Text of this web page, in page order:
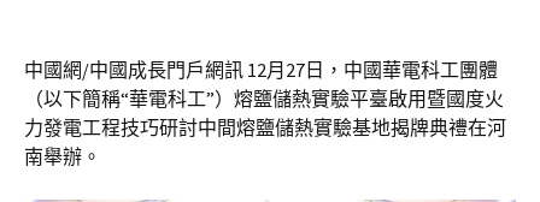
中國網/中國成長門戶網訊 12月27日，中國華電科工團體
（以下簡稱“華電科工”）熔鹽儲熱實驗平臺啟用暨國度火
力發電工程技巧研討中間熔鹽儲熱實驗基地揭牌典禮在河
南舉辦。